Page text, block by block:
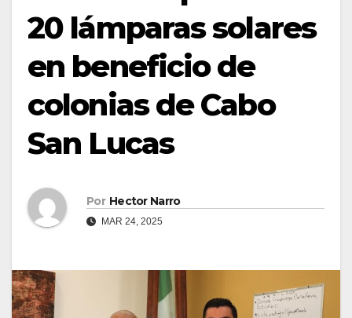
20 lámparas solares
en beneficio de
colonias de Cabo
San Lucas
Por Hector Narro
MAR 24, 2025